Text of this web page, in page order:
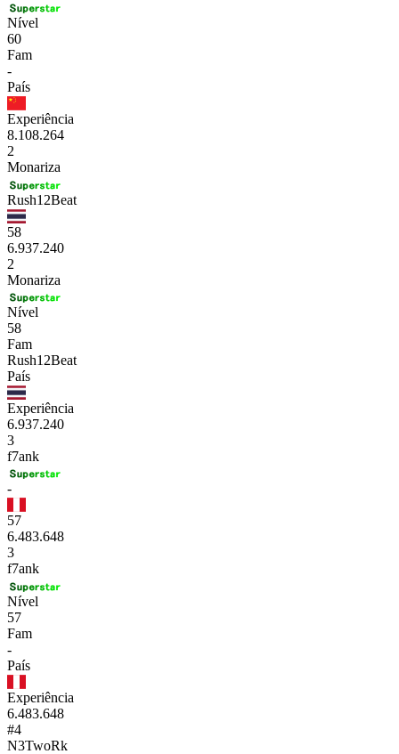
Nível
60
Fam
-
País
Experiência
8.108.264
2
Monariza
Rush12Beat
58
6.937.240
2
Monariza
Nível
58
Fam
Rush12Beat
País
Experiência
6.937.240
3
f7ank
-
57
6.483.648
3
f7ank
Nível
57
Fam
-
País
Experiência
6.483.648
#4
N3TwoRk